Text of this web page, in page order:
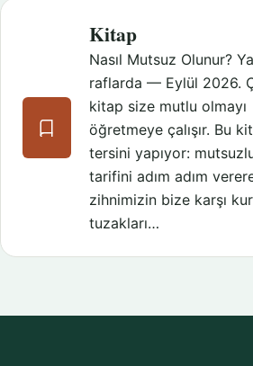
Kitap
Nasıl Mutsuz Olunur?
raflarda — Eylül 2026.
kitap size mutlu olmayı
öğretmeye çalışır. Bu
tersini yapıyor:
tarifini adım adım
zihnimizin bize karşı
tuzakları…